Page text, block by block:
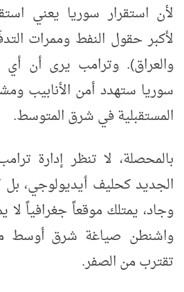
لأن استقرار سوريا يعني
لأكبر حقول النفط وممرات
والعراق). وترامب يرى أن
سوريا ستهدد أمن الأنابيب
المستقبلية في شرق المتوسط.
بالمحصلة، لا تنظر إدارة
الجديد كحليف أيديولوجي،
وجاد، يمتلك موقعاً جغرافياً لا
واشنطن صياغة شرق أوسط
تقترب من الصفر.